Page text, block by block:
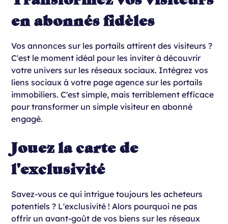
en abonnés fidèles
Vos annonces sur les portails attirent des visiteurs ?
C'est le moment idéal pour les inviter à découvrir
votre univers sur les réseaux sociaux. Intégrez vos
liens sociaux à votre page agence sur les portails
immobiliers. C'est simple, mais terriblement efficace
pour transformer un simple visiteur en abonné
engagé.
Jouez la carte de
l'exclusivité
Savez-vous ce qui intrigue toujours les acheteurs
potentiels ? L'exclusivité ! Alors pourquoi ne pas
offrir un avant-goût de vos biens sur les réseaux